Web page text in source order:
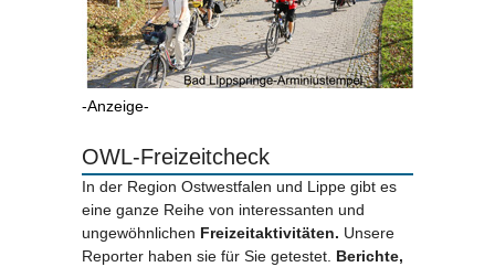
-Anzeige-
OWL-Freizeitcheck
In der Region Ostwestfalen und Lippe gibt es
eine ganze Reihe von interessanten und
ungewöhnlichen Freizeitaktivitäten. Unsere
Reporter haben sie für Sie getestet. Berichte,